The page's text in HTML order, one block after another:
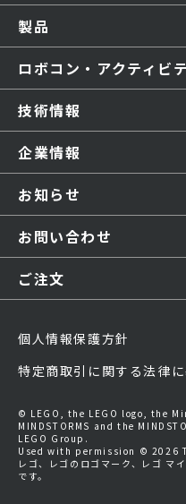
製品
ロボコン・アクティビ
技術情報
企業情報
お知らせ
お問い合わせ
ご注文
個人情報保護方針
特定商取引に関する法律
© LEGO, the LEGO logo, the
MINDSTORMS and the
LEGO Group.
Used with permission © 2026
レゴ、レゴのロゴマーク、レゴ マ
です。